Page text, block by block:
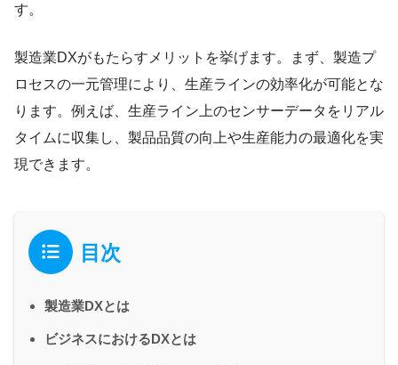
す。
製造業DXがもたらすメリットを挙げます。まず、製造プ
ロセスの一元管理により、生産ラインの効率化が可能とな
ります。例えば、生産ライン上のセンサーデータをリアル
タイムに収集し、製品品質の向上や生産能力の最適化を実
現できます。
目次
製造業DXとは
ビジネスにおけるDXとは